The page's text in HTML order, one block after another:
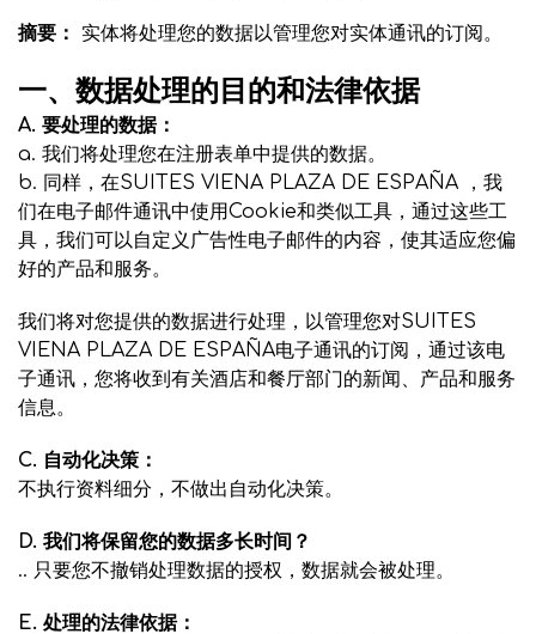
摘要： 实体将处理您的数据以管理您对实体通讯的订阅。
一、数据处理的目的和法律依据
A. 要处理的数据：
a. 我们将处理您在注册表单中提供的数据。
b. 同样，在SUITES VIENA PLAZA DE ESPAÑA ，我
们在电子邮件通讯中使用Cookie和类似工具，通过这些工
具，我们可以自定义广告性电子邮件的内容，使其适应您偏
好的产品和服务。
我们将对您提供的数据进行处理，以管理您对SUITES
VIENA PLAZA DE ESPAÑA电子通讯的订阅，通过该电
子通讯，您将收到有关酒店和餐厅部门的新闻、产品和服务
信息。
C. 自动化决策：
不执行资料细分，不做出自动化决策。
D. 我们将保留您的数据多长时间？
.. 只要您不撤销处理数据的授权，数据就会被处理。
E. 处理的法律依据：